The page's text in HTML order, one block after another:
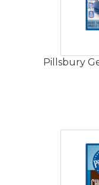
Pillsbury